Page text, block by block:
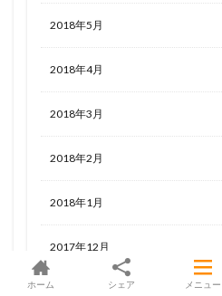
2018年5月
2018年4月
2018年3月
2018年2月
2018年1月
2017年12月
2017年11月
ホーム シェア メニュー